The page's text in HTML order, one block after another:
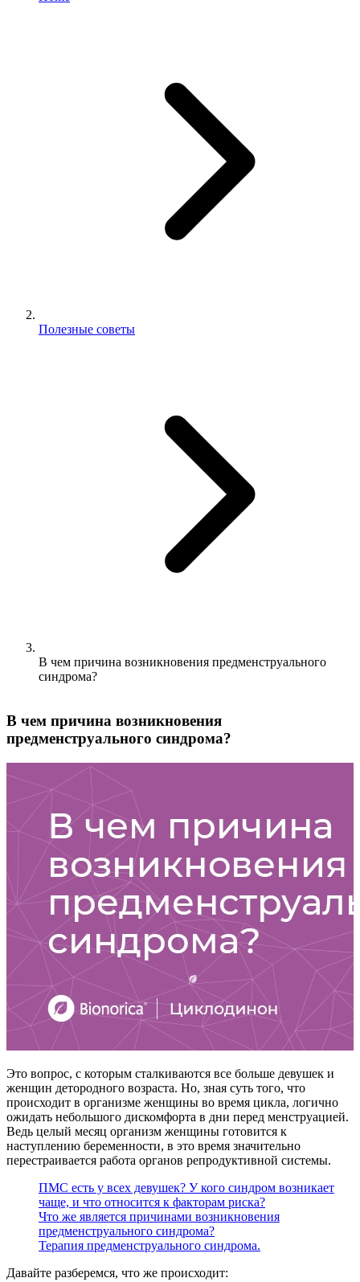
Полезные советы
В чем причина возникновения предменструального
синдрома?
В чем причина возникновения
предменструального синдрома?
Это вопрос, c которым сталкиваются все больше девушек и
женщин детородного возраста. Но, зная суть того, что
происходит в организме женщины во время цикла, логично
ожидать небольшого дискомфорта в дни перед менструацией.
Ведь целый месяц организм женщины готовится к
наступлению беременности, в это время значительно
перестраивается работа органов репродуктивной системы.
ПМС есть у всех девушек? У кого синдром возникает
чаще, и что относится к факторам риска?
Что же является причинами возникновения
предменструального синдрома?
Терапия предменструального синдрома.
Давайте разберемся, что же происходит: